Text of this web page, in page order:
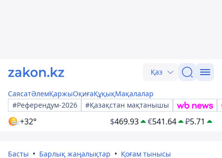
Қаз
СаясатӘлемҚаржыОқиғаҚұқықМақалалар
#Референдум-2026
#Қазақстан мақтанышы
+32° $469.93 €541.64 ₽5.71
Басты Барлық жаңалықтар Қоғам тынысы